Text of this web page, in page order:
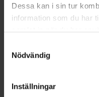
Dessa kan i sin tur
information som du har
samlat in när du har
Nödvändig
Inställningar